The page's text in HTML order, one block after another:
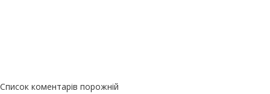
Список коментарів порожній